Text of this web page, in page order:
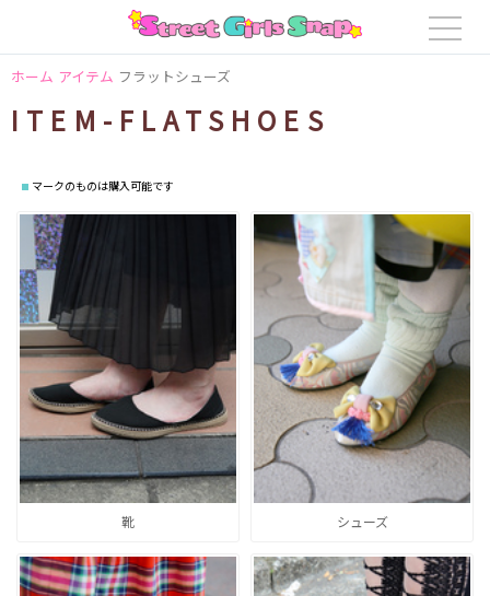
ホーム アイテム フラットシューズ
ITEM-FLATSHOES
マークのものは購入可能です
靴 シューズ